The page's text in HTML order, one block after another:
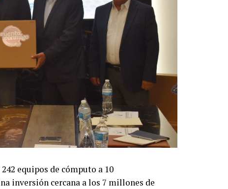
equipos de cómputo a 10
inversión cercana a los 7 millones de